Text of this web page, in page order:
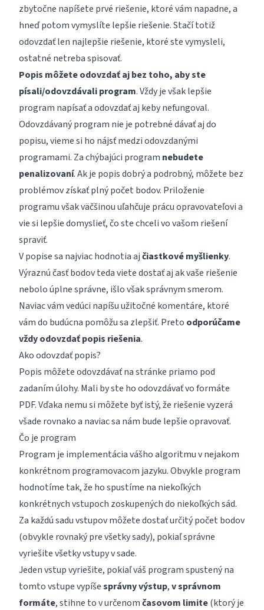
zbytočne napíšete prvé riešenie, ktoré vám napadne, a
hneď potom vymyslíte lepšie riešenie. Stačí totiž
odovzdať len najlepšie riešenie, ktoré ste vymysleli,
ostatné netreba spisovať.
Popis môžete odovzdať aj bez toho, aby ste
písali/odovzdávali program. Vždy je však lepšie
program napísať a odovzdať aj keby nefungoval.
Odovzdávaný program nie je potrebné dávať aj do
popisu, vieme si ho nájsť medzi odovzdanými
programami. Za chýbajúci program nebudete
penalizovaní. Ak je popis dobrý a podrobný, môžete bez
problémov získať plný počet bodov. Priloženie
programu však väčšinou uľahčuje prácu opravovateľovi a
vie si lepšie domyslieť, čo ste chceli vo vašom riešení
spraviť.
V popise sa najviac hodnotia ajčiastkové myšlienky.
Výraznú časť bodov teda viete dostať aj ak vaše riešenie
nebolo úplne správne, išlo však správnym smerom.
Naviac vám vedúci napíšu užitočné komentáre, ktoré
vám do budúcna pomôžu sa zlepšiť. Preto odporúčame
vždy odovzdať popis riešenia.
Ako odovzdať popis?
Popis môžete odovzdávať na stránke priamo pod
zadaním úlohy. Mali by ste ho odovzdávať vo formáte
PDF. Vďaka nemu si môžete byť istý, že riešenie vyzerá
všade rovnako a naviac sa nám bude lepšie opravovať.
Čo je program
Program je implementácia vášho algoritmu v nejakom
konkrétnom programovacom jazyku. Obvykle program
hodnotíme tak, že ho spustíme na niekoľkých
konkrétnych vstupoch zoskupených do niekoľkých sád.
Za každú sadu vstupov môžete dostať určitý počet bodov
(obvykle rovnaký pre všetky sady), pokiaľ správne
vyriešite všetky vstupy v sade.
Jeden vstup vyriešite, pokiaľ váš program spustený na
tomto vstupe vypíšesprávny výstup,v správnom
formáte, stihne to v určenomčasovom limite(ktorý je